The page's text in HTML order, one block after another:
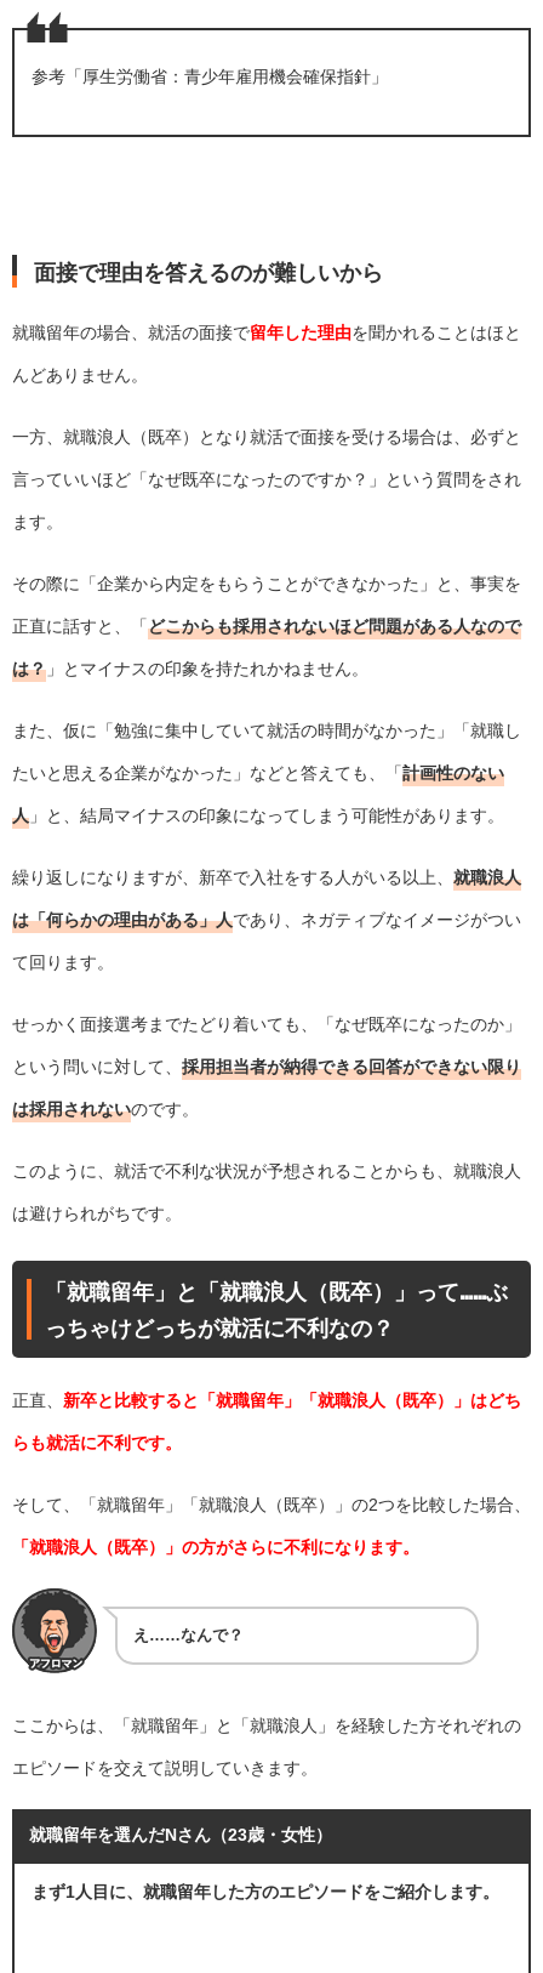
参考「 厚生労働省：青少年雇用機会確保指針 」
面接で理由を答えるのが難しいから
就職留年の場合、就活の面接で留年した理由を聞かれることはほと
んどありません。
一方、就職浪人（既卒）となり就活で面接を受ける場合は、必ずと
言っていいほど「なぜ既卒になったのですか？」という質問をされ
ます。
その際に「企業から内定をもらうことができなかった」と、事実を
正直に話すと、「どこからも採用されないほど問題がある人なので
は？ 」とマイナスの印象を持たれかねません。
また、仮に「勉強に集中していて就活の時間がなかった」「就職し
たいと思える企業がなかった」などと答えても、「計画性のない
人 」と、結局マイナスの印象になってしまう可能性があります。
繰り返しになりますが、新卒で入社をする人がいる以上、 就職浪人
は「何らかの理由がある」人であり、ネガティブなイメージがつい
て回ります。
せっかく面接選考までたどり着いても、「なぜ既卒になったのか」
という問いに対して、 採用担当者が納得できる回答ができない限り
は採用されないのです。
このように、就活で不利な状況が予想されることからも、就職浪人
は避けられがちです。
「就職留年」と「就職浪人（既卒）」って……ぶ
っちゃけどっちが就活に不利なの？
正直、 新卒と比較すると「就職留年」「就職浪人（既卒）」はどち
らも就活に不利です。
そして、「就職留年」「就職浪人（既卒）」の2つを比較した場合、
「就職浪人（既卒）」の方がさらに不利になります。
え……なんで？
ここからは、「就職留年」と「就職浪人」を経験した方それぞれの
エピソードを交えて説明していきます。
就職留年を選んだNさん（23歳・女性）
まず1人目に、就職留年した方のエピソードをご紹介します。